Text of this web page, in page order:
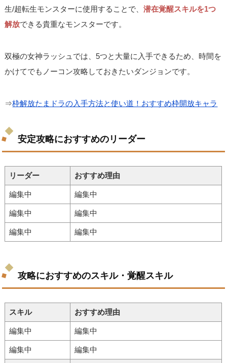
生/超転生モンスターに使用することで、潜在覚醒スキルを1つ
解放できる貴重なモンスターです。
双極の女神ラッシュでは、5つと大量に入手できるため、時間を
かけてでもノーコン攻略しておきたいダンジョンです。
⇒枠解放たまドラの入手方法と使い道！おすすめ枠開放キャラ
安定攻略におすすめのリーダー
リーダー おすすめ理由
編集中 編集中
編集中 編集中
編集中 編集中
攻略におすすめのスキル・覚醒スキル
スキル おすすめ理由
編集中 編集中
編集中 編集中